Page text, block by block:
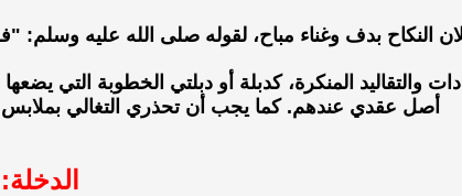
النكاح بدف وغناء مباح، لقوله صلى الله عليه
والتقاليد المنكرة، كدبلة أو دبلتي الخطوبة التي
أصل عقدي عندهم. كما يجب أن تحذري التغالي بملابس
الدخلة: